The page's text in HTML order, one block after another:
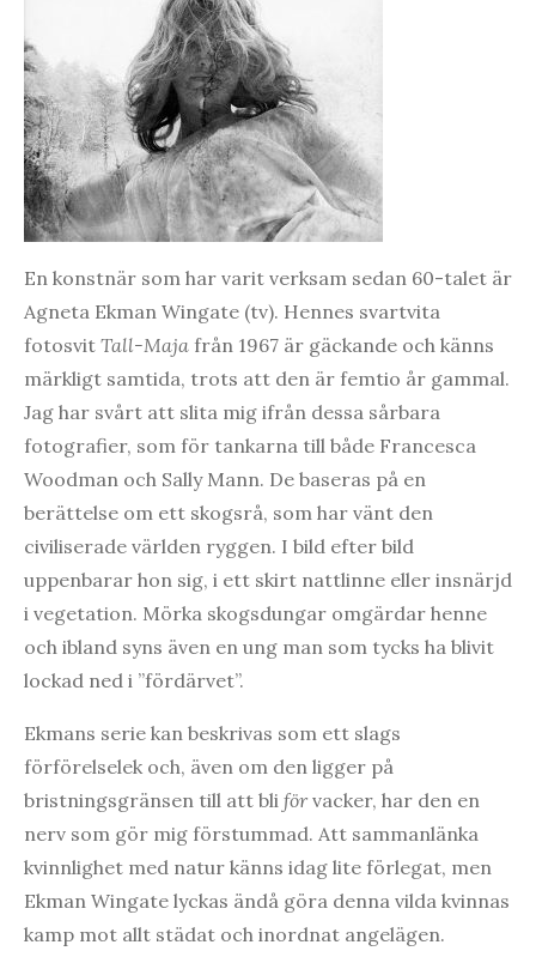
En konstnär som har varit verksam sedan 60-talet är
Agneta Ekman Wingate (tv). Hennes svartvita
fotosvit Tall-Maja från 1967 är gäckande och känns
märkligt samtida, trots att den är femtio år gammal.
Jag har svårt att slita mig ifrån dessa sårbara
fotografier, som för tankarna till både Francesca
Woodman och Sally Mann. De baseras på en
berättelse om ett skogsrå, som har vänt den
civiliserade världen ryggen. I bild efter bild
uppenbarar hon sig, i ett skirt nattlinne eller insnärjd
i vegetation. Mörka skogsdungar omgärdar henne
och ibland syns även en ung man som tycks ha blivit
lockad ned i ”fördärvet”.
Ekmans serie kan beskrivas som ett slags
förförelselek och, även om den ligger på
bristningsgränsen till att bli för vacker, har den en
nerv som gör mig förstummad. Att sammanlänka
kvinnlighet med natur känns idag lite förlegat, men
Ekman Wingate lyckas ändå göra denna vilda kvinnas
kamp mot allt städat och inordnat angelägen.